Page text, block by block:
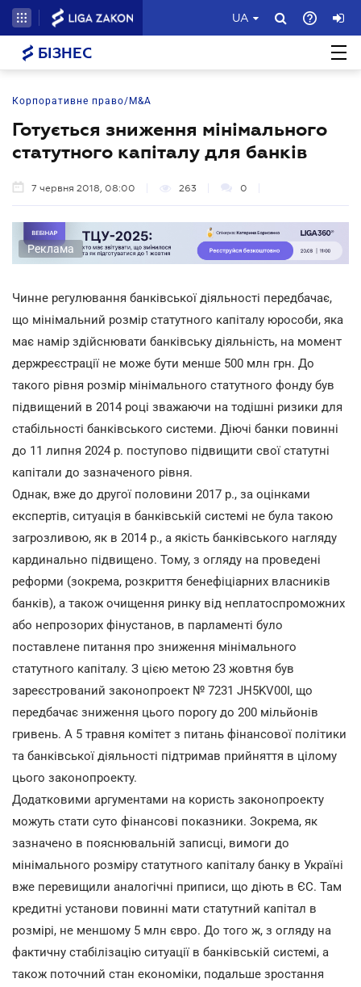
UA
БІЗНЕС
Корпоративне право/M&A
Готується зниження мінімального
статутного капіталу для банків
7 червня 2018, 08:00 263 0
Реклама
Чинне регулювання банківської діяльності передбачає,
що мінімальний розмір статутного капіталу юрособи, яка
має намір здійснювати банківську діяльність, на момент
держреєстрації не може бути менше 500 млн грн. До
такого рівня розмір мінімального статутного фонду був
підвищений в 2014 році зважаючи на тодішні ризики для
стабільності банківського системи. Діючі банки повинні
до 11 липня 2024 р. поступово підвищити свої статутні
капітали до зазначеного рівня.
Однак, вже до другої половини 2017 р., за оцінками
експертів, ситуація в банківській системі не була такою
загрозливою, як в 2014 р., а якість банківського нагляду
кардинально підвищено. Тому, з огляду на проведені
реформи (зокрема, розкриття бенефіціарних власників
банків), а також очищення ринку від неплатоспроможних
або непрозорих фінустанов, в парламенті було
поставлене питання про зниження мінімального
статутного капіталу. З цією метою 23 жовтня був
зареєстрований законопроект № 7231 JH5KV00I, що
передбачає зниження цього порогу до 200 мільйонів
гривень. А 5 травня комітет з питань фінансової політики
та банківської діяльності підтримав прийняття в цілому
цього законопроекту.
Додатковими аргументами на користь законопроекту
можуть стати суто фінансові показники. Зокрема, як
зазначено в пояснювальній записці, вимоги до
мінімального розміру статутного капіталу банку в Україні
вже перевищили аналогічні приписи, що діють в ЄС. Там
кредитні установи повинні мати статутний капітал в
розмірі, не меншому 5 млн євро. До того ж, з огляду на
фактичну стабілізацію ситуації в банківській системі, а
також поточний стан економіки, подальше зростання